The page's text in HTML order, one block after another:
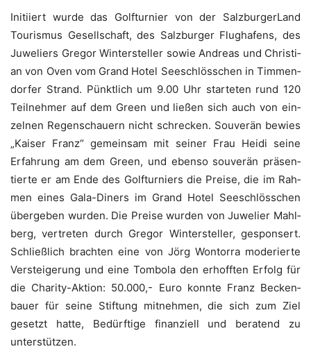
Initi­iert wur­de das Golf­tur­nier von der Salz­bur­ger­Land
Tou­ris­mus Gesell­schaft, des Salz­bur­ger Flug­ha­fens, des
Juwe­liers Gre­gor Win­ter­stel­ler sowie Andre­as und Chris­ti­
an von Oven vom Grand Hotel See­schlöss­chen in Tim­men­
dor­fer Strand. Pünkt­lich um 9.00 Uhr star­te­ten rund 120
Teil­neh­mer auf dem Green und lie­ßen sich auch von ein­
zel­nen Regen­schau­ern nicht schre­cken. Sou­ve­rän bewies
„Kai­ser Franz“ gemein­sam mit sei­ner Frau Hei­di sei­ne
Erfah­rung am dem Green, und eben­so sou­ve­rän prä­sen­
tier­te er am Ende des Golf­tur­niers die Prei­se, die im Rah­
men eines Gala-Diners im Grand Hotel See­schlöss­chen
über­ge­ben wur­den. Die Prei­se wur­den von Juwe­lier Mahl­
berg, ver­tre­ten durch Gre­gor Win­ter­stel­ler, gespon­sert.
Schließ­lich brach­ten eine von Jörg Won­tor­ra mode­rier­te
Ver­stei­ge­rung und eine Tom­bo­la den erhoff­ten Erfolg für
die Cha­ri­ty-Akti­on: 50.000,- Euro konn­te Franz Becken­
bau­er für sei­ne Stif­tung mit­neh­men, die sich zum Ziel
gesetzt hat­te, Bedürf­ti­ge finan­zi­ell und bera­tend zu
unterstützen.